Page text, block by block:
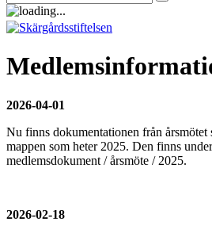
2026-04-01
Nu finns dokumentationen från
mappen som heter 2025. Den finns
medlemsdokument / årsmöte / 2025.
2026-02-18